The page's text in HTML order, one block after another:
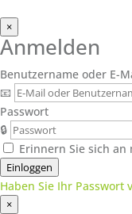
×
Anmelden
Benutzername oder E-
📧
Passwort
🔒
Erinnern Sie sich an
Einloggen
Haben Sie Ihr Passwort
×